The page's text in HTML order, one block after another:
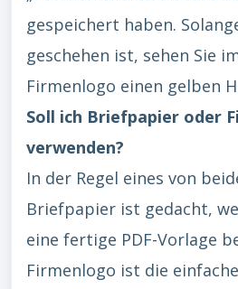
gespeichert haben.
geschehen ist, sehen Sie
Firmenlogo einen gelben
Soll ich Briefpapier oder
verwenden?
In der Regel eines von
Briefpapier ist gedacht,
eine fertige PDF-Vorlage
Firmenlogo ist die